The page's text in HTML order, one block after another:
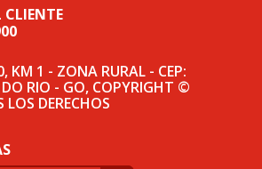
CLIENTE
KM 1 - ZONA RURAL - CEP:
RIO - GO, COPYRIGHT ©
DERECHOS